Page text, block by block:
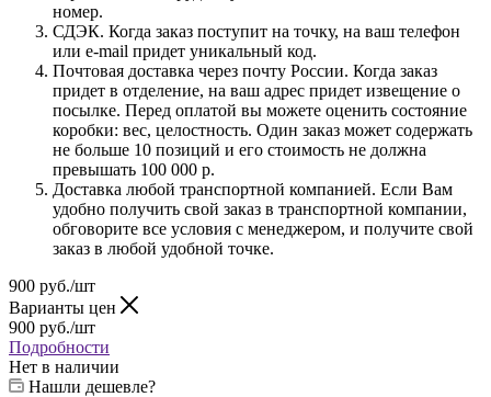
номер.
СДЭК. Когда заказ поступит на точку, на ваш телефон
или e-mail придет уникальный код.
Почтовая доставка через почту России. Когда заказ
придет в отделение, на ваш адрес придет извещение о
посылке. Перед оплатой вы можете оценить состояние
коробки: вес, целостность. Один заказ может содержать
не больше 10 позиций и его стоимость не должна
превышать 100 000 р.
Доставка любой транспортной компанией. Если Вам
удобно получить свой заказ в транспортной компании,
обговорите все условия с менеджером, и получите свой
заказ в любой удобной точке.
900 руб./шт
Варианты цен
900 руб./шт
Подробности
Нет в наличии
Нашли дешевле?